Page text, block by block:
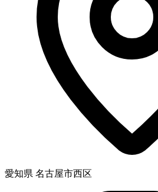
愛知県 名古屋市西区